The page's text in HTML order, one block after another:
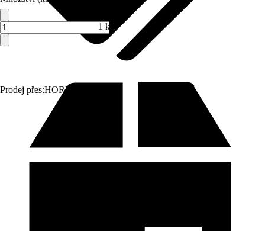
Prodej přes:HORNBACH
1 ks